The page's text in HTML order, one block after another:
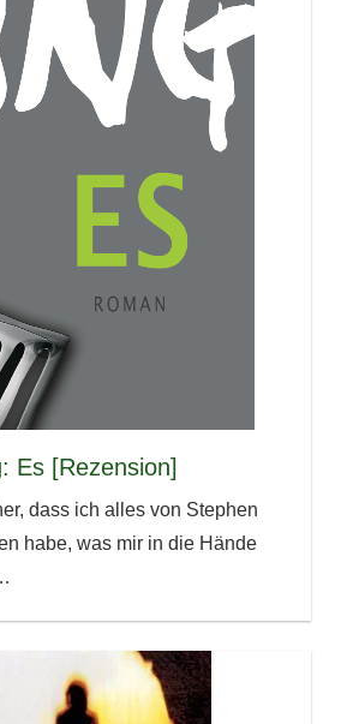
Es [Rezension]
dass ich alles von Stephen
habe, was mir in die Hände